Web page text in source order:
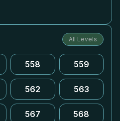
All Levels
558 559
562 563
567 568